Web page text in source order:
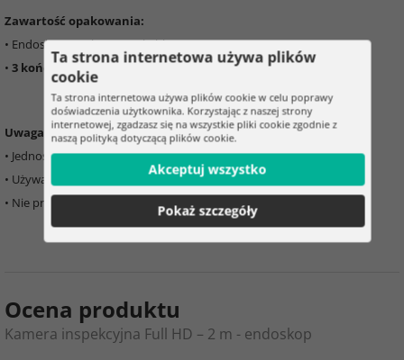
Zawartość opakowania:
• Endoskopowa kamera z kablem
• 3 końcówki– magnes, lusterko, haczyk
Uwaga:
• Jednostka głównanie jest wodoodporna
• Używać tylko na
urządzeniach bez napięcia
• Nie przeznaczone do
użytku medycznego ani publicznego
Ocena produktu
Kamera inspekcyjna Full HD – 2 m - endoskop
Ta strona internetowa używa plików
cookie
Ta strona internetowa używa plików cookie w celu poprawy
doświadczenia użytkownika. Korzystając z naszej strony
internetowej, zgadzasz się na wszystkie pliki cookie zgodnie z
naszą polityką dotyczącą plików cookie.
Akceptuj wszystko
Pokaż szczegóły